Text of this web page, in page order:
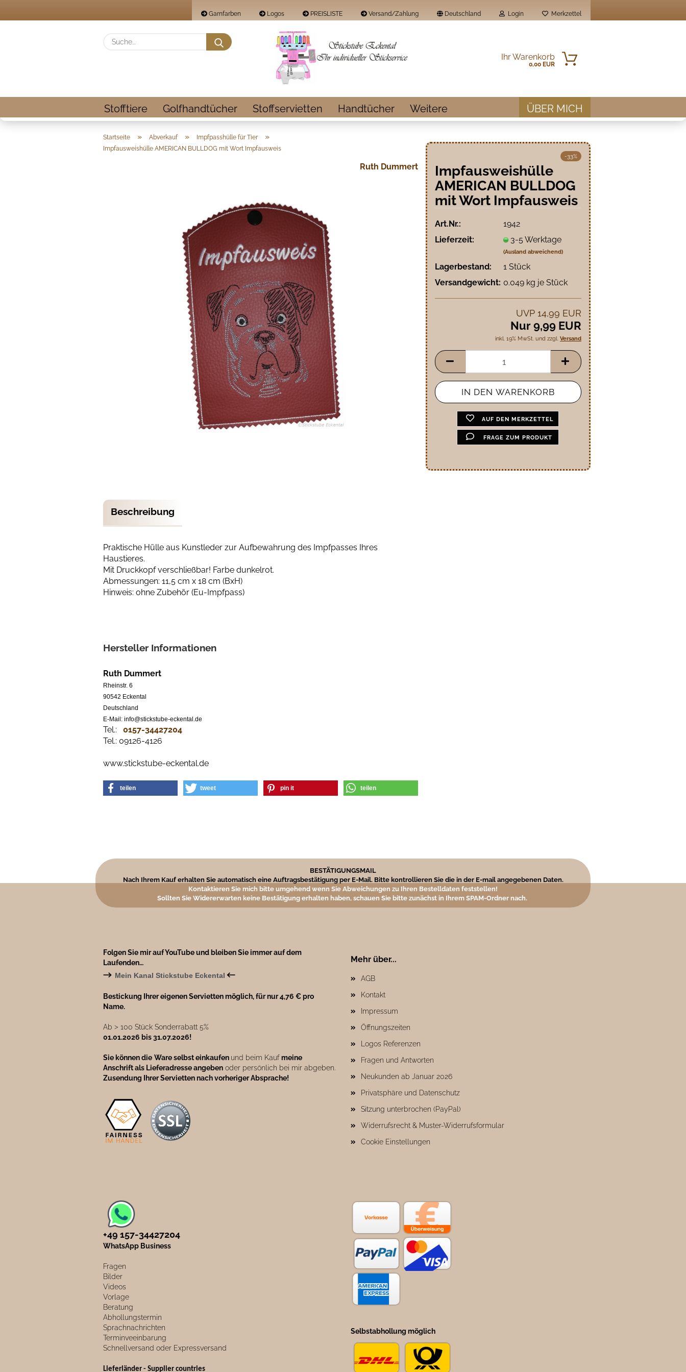
Garnfarben Logos PREISLISTE Versand/Zahlung Deutschland Login
Passwort
Konto erstellen
Passwort vergessen?
Merkzettel
Suche...
Ihr Warenkorb
0,00 EUR
Stofftiere Golfhandtücher Stoffservietten Handtücher ÜBER MICH
Weitere
Startseite » Abverkauf » Impfpasshülle für Tier »
Impfausweishülle AMERICAN BULLDOG mit Wort Impfausweis
Ruth Dummert
-33%
Impfausweishülle
AMERICAN BULLDOG
mit Wort Impfausweis
Art.Nr.:
1942
Lieferzeit:
3-5 Werktage
(Ausland abweichend)
Lagerbestand: 1Stück
Versandgewicht: 0.049 kg je Stück
UVP 14,99 EUR
Nur 9,99 EUR
inkl. 19% MwSt. und zzgl. Versand
AUF DEN MERKZETTEL
FRAGE ZUM PRODUKT
Beschreibung
Praktische Hülle aus Kunstleder zur Aufbewahrung des Impfpasses Ihres
Haustieres.
Mit Druckkopf verschließbar! Farbe dunkelrot.
Abmessungen: 11,5 cm x 18 cm (BxH)
Hinweis: ohne Zubehör (Eu-Impfpass)
Hersteller Informationen
Ruth Dummert
Rheinstr. 6
90542 Eckental
Deutschland
E-Mail: info@stickstube-eckental.de
Tel.: 0157-34427204​
Tel.: 09126-4126
www.stickstube-eckental.de
teilen tweet pin it teilen
BESTÄTIGUNGSMAIL
Nach Ihrem Kauf erhalten Sie automatisch eine Auftragsbestätigung per E-Mail. Bitte kontrollieren Sie die in der E-mail angegebenen Daten.
Kontaktieren Sie mich bitte umgehend wenn Sie Abweichungen zu Ihren Bestelldaten feststellen!
Sollten Sie Widererwarten keine Bestätigung erhalten haben, schauen Sie bitte zunächst in Ihrem SPAM-Ordner nach.
Folgen Sie mir auf YouTube und bleiben Sie immer auf dem
Laufenden…
→ Mein Kanal Stickstube Eckental ←
Bestickung Ihrer eigenen Servietten möglich, für nur 4,76 € pro
Name.
Ab ˃ 100 Stück Sonderrabatt 5%
01.01.2026 bis 31.07.2026!
Sie können die Ware selbst einkaufen und beim Kaufmeine
Anschrift als Lieferadresse angeben oder persönlich bei mir abgeben.
Zusendung Ihrer Servietten nach vorheriger Absprache!
Mehr über...
AGB
Kontakt
Impressum
Öffnungszeiten
Logos Referenzen
Fragen und Antworten
Neukunden ab Januar 2026
Privatsphäre und Datenschutz
Sitzung unterbrochen (PayPal)
Widerrufsrecht & Muster-Widerrufsformular
Cookie Einstellungen
+49 157-34427204​
WhatsApp Business
Fragen
Bilder
Videos
Vorlage
Beratung
Abhollungstermin
Sprachnachrichten
Terminveeinbarung
Schnellversand oder Expressversand
Lieferländer - Supplier countries
Selbstabhollung möglich